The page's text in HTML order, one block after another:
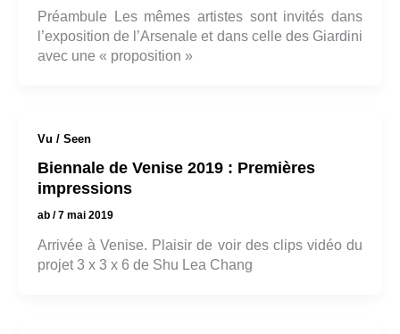
Préambule Les mêmes artistes sont invités dans
l’exposition de l’Arsenale et dans celle des Giardini
avec une « proposition »
Vu / Seen
Biennale de Venise 2019 : Premières
impressions
ab /7 mai 2019
Arrivée à Venise. Plaisir de voir des clips vidéo du
projet 3 x 3 x 6 de Shu Lea Chang